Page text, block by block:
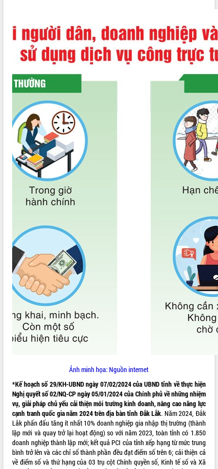
Diễn đàn Kinh tế tư nhân Việt Nam đột
phá cơ chế - Hợp tác công tư
Đề án 06 tạo bước ngoặt đột phá trong
cải cách hành chính tỉnh Đắk Lắk
Kết nối tour, đẩy mạnh chuyển đổi số
để phát triển du lịch Đắk Lắk
Khởi động Dự án Đầu tư xây dựng hạ
tầng kỹ thuật Cụm công nghiệp Tân
Tiến
Gặp mặt các cơ quan báo chí nhân Kỷ
niệm 101 năm Ngày Báo chí Cách
mạng Việt Nam
Đắk Lắk sơ kết 4 năm triển khai thực
hiện Đề án 06 của Chính phủ
Họp báo thông tin về Hội nghị Công bố
Quy hoạch và Xúc tiến đầu tư tỉnh Đắk
HĐND tỉnh thông qua điều chỉnh Quy
hoạch tỉnh thời kỳ 2021-2030
Hội thảo góp ý hồ sơ điều chỉnh quy
hoạch tỉnh Đắk Lắk thời kỳ 2021-2030,
tầm nhìn đến năm 2050
Nâng cao hiệu quả hoạt động của các
doanh nghiệp nhà nước
Hội nghị triển khai kết nối mạng
truyền số liệu chuyên dùng phục vụ cơ
quan Đảng, Nhà nước
Lễ phát động chuỗi hoạt động chung
công tác cải cách hành chính mô hình
mới
UBND tỉnh họp báo định kỳ tháng 4
năm 2026
Hội thảo khoa học “Giải pháp thúc đẩy
phát triển nền kinh tế xanh tại tỉnh
Đắk Lắk”
Tăng cường giám sát, đôn đốc thực
hiện nhiệm vụ quản lý tài sản công
hàng tuần
Ảnh minh họa: Nguồn internet
*Kế hoạch số 29/KH-UBND ngày 07/02/2024 của UBND tỉnh về thực hiện
Nghị quyết số 02/NQ-CP ngày 05/01/2024 của Chính phủ về những nhiệm
vụ, giải pháp chủ yếu cải thiện môi trường kinh doanh, nâng cao năng lực
cạnh tranh quốc gia năm 2024 trên địa bàn tỉnh Đắk Lắk. Năm 2024, Đắk
Lắk phấn đấu tăng ít nhất 10% doanh nghiệp gia nhập thị trường (thành
lập mới và quay trở lại hoạt động) so với năm 2023, toàn tỉnh có 1.850
doanh nghiệp thành lập mới; kết quả PCI của tỉnh xếp hạng từ mức trung
bình trở lên và các chỉ số thành phần đều đạt điểm số trên 6; cải thiện cả
về điểm số và thứ hạng của 03 trụ cột Chính quyền số, Kinh tế số và Xã